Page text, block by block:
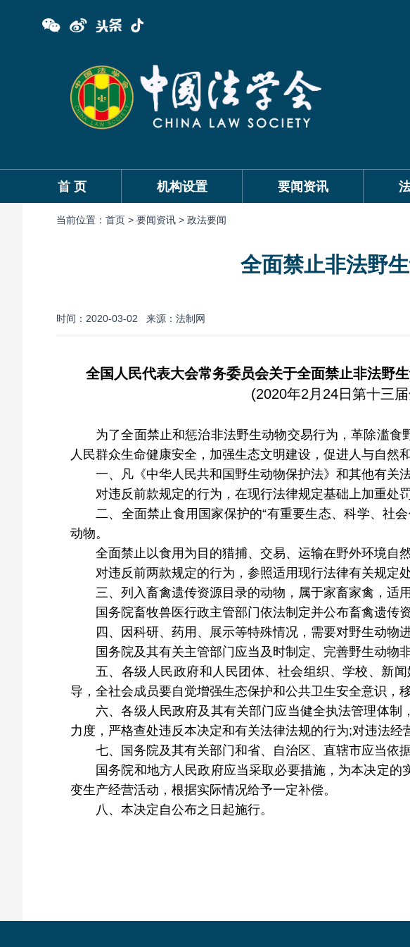
首 页 机构设置 要闻资讯
当前位置： 首页 > 要闻资讯 > 政法要闻
全面禁止非法野
时间：2020-03-02 来源：法制网
全国人民代表大会常务委员会关于全面禁止非法野
(2020年2月24日第十三
为了全面禁止和惩治非法野生动物交易行为，革除滥
人民群众生命健康安全，加强生态文明建设，促进人与自然
一、凡《中华人民共和国野生动物保护法》和其他有关
对违反前款规定的行为，在现行法律规定基础上加重处罚
二、全面禁止食用国家保护的“有重要生态、科学、社
动物。
全面禁止以食用为目的猎捕、交易、运输在野外环境自
对违反前两款规定的行为，参照适用现行法律有关规定处
三、列入畜禽遗传资源目录的动物，属于家畜家禽，适
国务院畜牧兽医行政主管部门依法制定并公布畜禽遗传资
四、因科研、药用、展示等特殊情况，需要对野生动物
国务院及其有关主管部门应当及时制定、完善野生动物
五、各级人民政府和人民团体、社会组织、学校、新
导，全社会成员要自觉增强生态保护和公共卫生安全意识，
六、各级人民政府及其有关部门应当健全执法管理体
力度，严格查处违反本决定和有关法律法规的行为;对违法经
七、国务院及其有关部门和省、自治区、直辖市应当依
国务院和地方人民政府应当采取必要措施，为本决定
变生产经营活动，根据实际情况给予一定补偿。
八、本决定自公布之日起施行。